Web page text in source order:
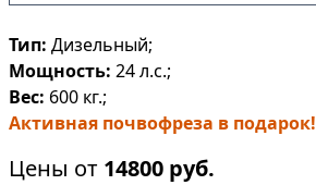
Тип: Дизельный;
Мощность: 24 л.с.;
Вес: 600 кг.;
Активная почвофреза в подарок!
Цены от 14800 руб.